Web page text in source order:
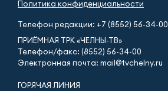
Политика конфиденциальности
Телефон редакции: +7 (8552) 56-34-00
ПРИЁМНАЯ ТРК «ЧЕЛНЫ-ТВ»
Телефон/факс: (8552) 56-34-00
Электронная почта: mail@tvchelny.ru
ГОРЯЧАЯ ЛИНИЯ